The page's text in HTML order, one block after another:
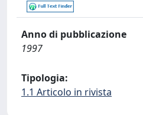
Anno di pubblicazione
1997
Tipologia:
1.1 Articolo in rivista